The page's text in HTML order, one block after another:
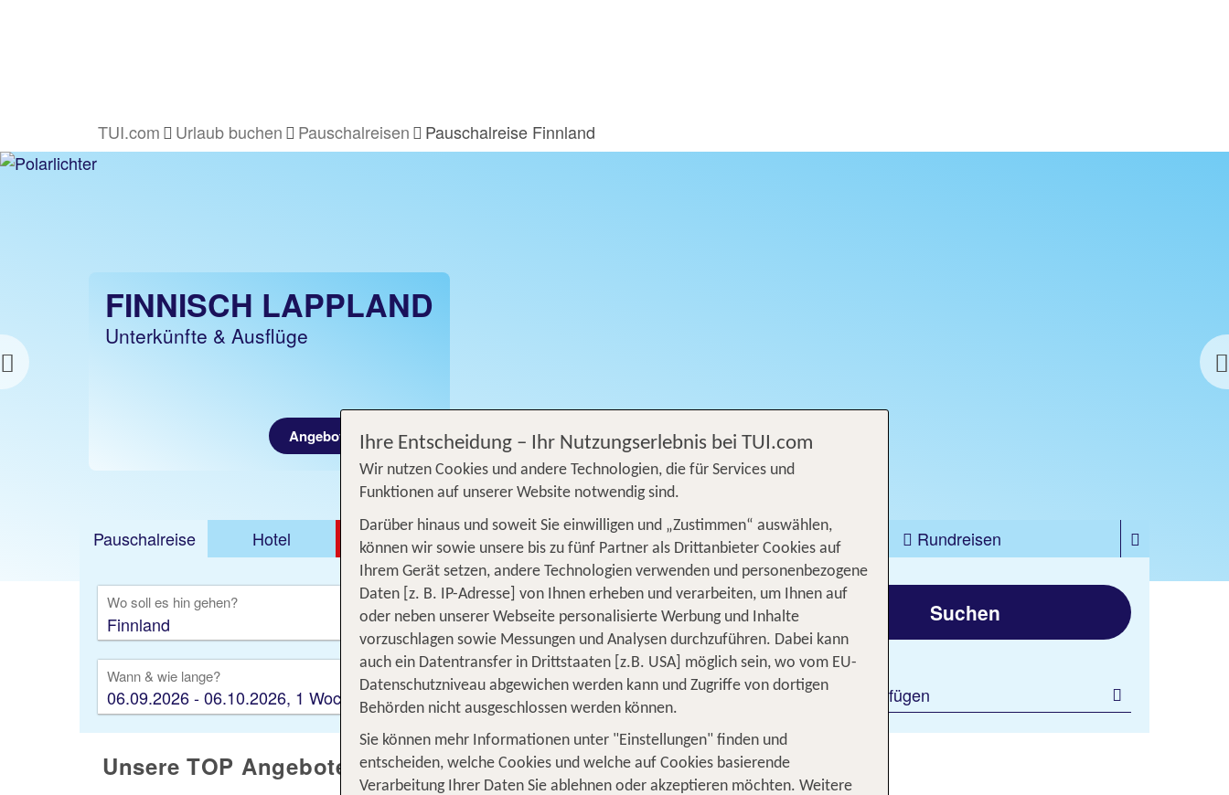
TUI.com Urlaub buchen Pauschalreisen Pauschalreise Finnland
Previous
FINNLAND
PAUSCHALREISE
Jetzt ab 941 €
FINNISCH LAPPLAND
Unterkünfte & Ausflüge
Angebot entdecken
Pauschalreise Hotel DEALS Flug Ferienhaus Mietwagen Kreuzfahrten
Rundreisen
Ausflüge
Camper Privattransfer Zusatzleistungen
Wo soll es hin gehen? Von wo?
Beliebig
Wann & wie lange?
06.09.2026 - 06.10.2026, 1 Woche
Wer reist mit?
2 Erwachsene
Suchen
Filter hinzufügen
Unsere TOP Angebote 1 Woche Finnland Urlaub inkl. Flug
Ihre Entscheidung – Ihr Nutzungserlebnis bei TUI.com
Wir nutzen Cookies und andere Technologien, die für Services und
Funktionen auf unserer Website notwendig sind.
Darüber hinaus und soweit Sie einwilligen und „Zustimmen“ auswählen,
können wir sowie unsere bis zu fünf Partner als Drittanbieter Cookies auf
Ihrem Gerät setzen, andere Technologien verwenden und personenbezogene
Daten [z. B. IP-Adresse] von Ihnen erheben und verarbeiten, um Ihnen auf
oder neben unserer Webseite personalisierte Werbung und Inhalte
vorzuschlagen sowie Messungen und Analysen durchzuführen. Dabei kann
auch ein Datentransfer in Drittstaaten [z.B. USA] möglich sein, wo vom EU-
Datenschutzniveau abgewichen werden kann und Zugriffe von dortigen
Behörden nicht ausgeschlossen werden können.
Sie können mehr Informationen unter "Einstellungen" finden und
entscheiden, welche Cookies und welche auf Cookies basierende
Verarbeitung Ihrer Daten Sie ablehnen oder akzeptieren möchten. Weitere